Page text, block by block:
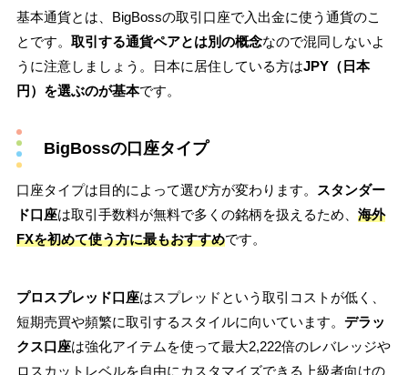
基本通貨とは、BigBossの取引口座で入出金に使う通貨のこ
とです。 取引する通貨ペアとは別の概念なので混同しないよ
うに注意しましょう。日本に居住している方はJPY（日本
円）を選ぶのが基本です。
BigBossの口座タイプ
口座タイプは目的によって選び方が変わります。
スタンダー
ド口座は取引手数料が無料で多くの銘柄を扱えるため、 海外
FXを初めて使う方に最もおすすめです。
プロスプレッド口座はスプレッドという取引コストが低く、
短期売買や頻繁に取引するスタイルに向いています。 デラッ
クス口座は強化アイテムを使って最大2,222倍のレバレッジや
ロスカットレベルを自由にカスタマイズできる上級者向けの